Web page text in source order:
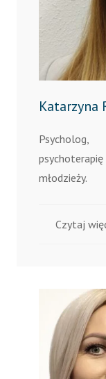
Katarzyna
młodzieży.
Czytaj